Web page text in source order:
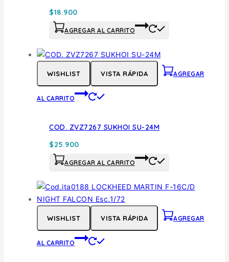
$18.900
AGREGAR AL CARRITO
WISHLIST VISTA RÁPIDA AGREGAR
AL CARRITO
COD. ZVZ7267 SUKHOI SU-24M
$25.900
AGREGAR AL CARRITO
WISHLIST VISTA RÁPIDA AGREGAR
AL CARRITO